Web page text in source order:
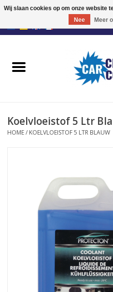
EUR/GBP
Retrofit Fan Kit
Fan Controllers
Koelvloeistof 5 Ltr
HOME/ KOELVLOEISTOF 5 LTR BLAUW
Wij slaan cookies op om onze website
Nee
Meer